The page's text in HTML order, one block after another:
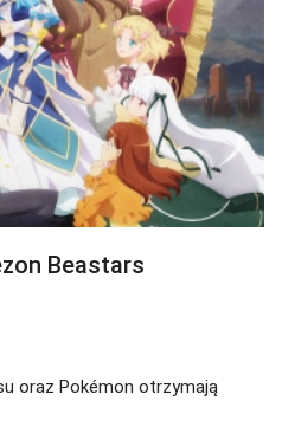
Beastars
oraz Pokémon otrzymają